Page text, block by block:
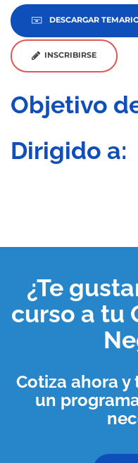
DESCARGAR
INSCRIBIRSE
Objetivo
Dirigido a:
¿Te
curso a tu
Cotiza ahora y
un